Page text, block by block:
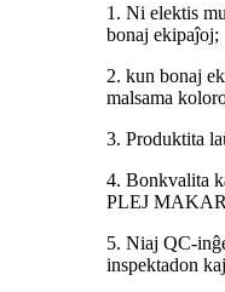
1. Ni elektis
bonaj ekipaĵoj;
2. kun bonaj
malsama
3. Produktita
4. Bonkvalita
PLEJ
5. Niaj QC-
inspektadon